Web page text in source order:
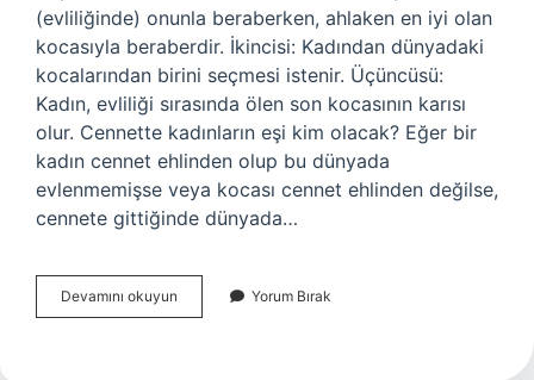
(evliliğinde) onunla beraberken, ahlaken en iyi olan
kocasıyla beraberdir. İkincisi: Kadından dünyadaki
kocalarından birini seçmesi istenir. Üçüncüsü:
Kadın, evliliği sırasında ölen son kocasının karısı
olur. Cennette kadınların eşi kim olacak? Eğer bir
kadın cennet ehlinden olup bu dünyada
evlenmemişse veya kocası cennet ehlinden değilse,
cennete gittiğinde dünyada…
Devamını okuyun Cennette
Eşler
Yorum Bırak